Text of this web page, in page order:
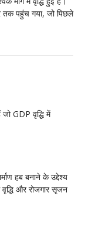
पहुंच गया, जो पिछले
GDP वृद्धि में
हब बनाने के उद्देश्य
और रोजगार सृजन